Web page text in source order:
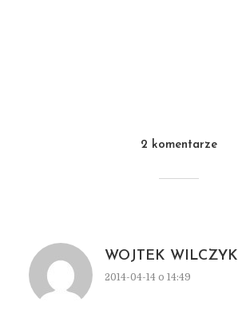
2 komentarze
WOJTEK WILCZYK
2014-04-14 o 14:49